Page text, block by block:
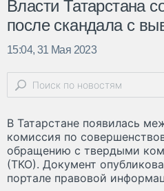
Власти Татарстана
после скандала с
15:04, 31 Мая 2023
В Татарстане появилась
комиссия по
обращению с твердыми
(ТКО). Документ
портале правовой